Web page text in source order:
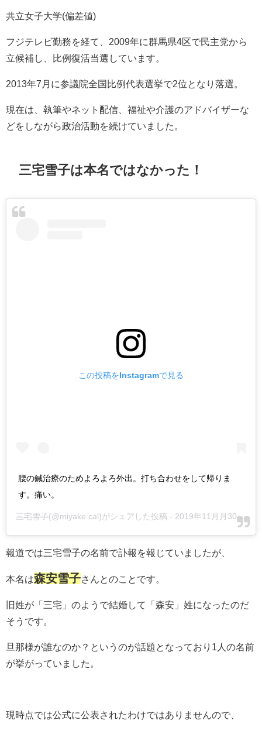
共立女子大学(偏差値)
フジテレビ勤務を経て、2009年に群馬県4区で民主党から
立候補し、比例復活当選しています。
2013年7月に参議院全国比例代表選挙で2位となり落選。
現在は、執筆やネット配信、福祉や介護のアドバイザーな
どをしながら政治活動を続けていました。
三宅雪子は本名ではなかった！
この投稿をInstagramで見る
腰の鍼治療のためよろよろ外出。打ち合わせをして帰りま
す。痛い。
三宅雪子(@miyake.cal)がシェアした投稿 - 2019年11月月30日午後10時42分PST
報道では三宅雪子の名前で訃報を報じていましたが、
本名は森安雪子さんとのことです。
旧姓が「三宅」のようで結婚して「森安」姓になったのだ
そうです。
旦那様が誰なのか？というのが話題となっており1人の名前
が挙がっていました。
現時点では公式に公表されたわけではありませんので、